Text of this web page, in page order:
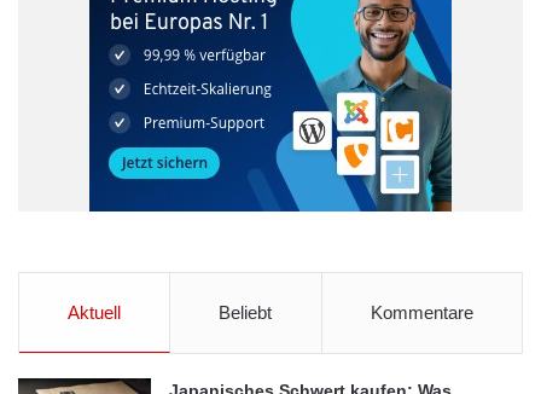
Aktuell Beliebt Kommentare